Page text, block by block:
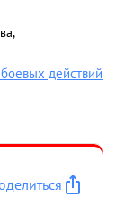
действий